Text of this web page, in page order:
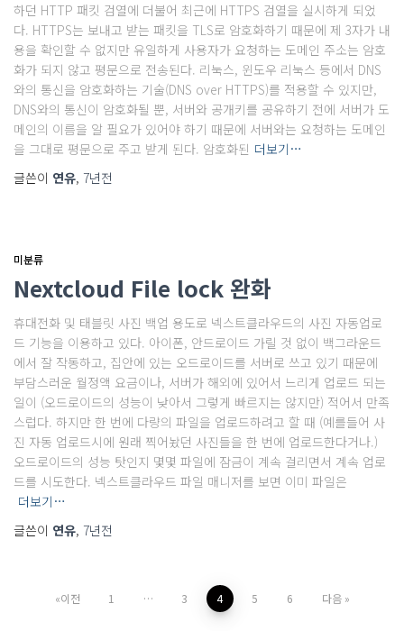
하던 HTTP 패킷 검열에 더불어 최근에 HTTPS 검열을 실시하게 되었
다. HTTPS는 보내고 받는 패킷을 TLS로 암호화하기 때문에 제 3자가 내
용을 확인할 수 없지만 유일하게 사용자가 요청하는 도메인 주소는 암호
화가 되지 않고 평문으로 전송된다. 리눅스, 윈도우 리눅스 등에서 DNS
와의 통신을 암호화하는 기술(DNS over HTTPS)를 적용할 수 있지만,
DNS와의 통신이 암호화될 뿐, 서버와 공개키를 공유하기 전에 서버가 도
메인의 이름을 알 필요가 있어야 하기 때문에 서버와는 요청하는 도메인
을 그대로 평문으로 주고 받게 된다. 암호화된 더보기…
글쓴이 연유, 7년전
미분류
Nextcloud File lock 완화
휴대전화 및 태블릿 사진 백업 용도로 넥스트클라우드의 사진 자동업로
드 기능을 이용하고 있다. 아이폰, 안드로이드 가릴 것 없이 백그라운드
에서 잘 작동하고, 집안에 있는 오드로이드를 서버로 쓰고 있기 때문에
부담스러운 월정액 요금이나, 서버가 해외에 있어서 느리게 업로드 되는
일이 (오드로이드의 성능이 낮아서 그렇게 빠르지는 않지만) 적어서 만족
스럽다. 하지만 한 번에 다량의 파일을 업로드하려고 할 때 (예를들어 사
진 자동 업로드시에 원래 찍어놨던 사진들을 한 번에 업로드한다거나.)
오드로이드의 성능 탓인지 몇몇 파일에 잠금이 계속 걸리면서 계속 업로
드를 시도한다. 넥스트클라우드 파일 매니저를 보면 이미 파일은
더보기…
글쓴이 연유, 7년전
이전 1 … 3 4 5 6 다음